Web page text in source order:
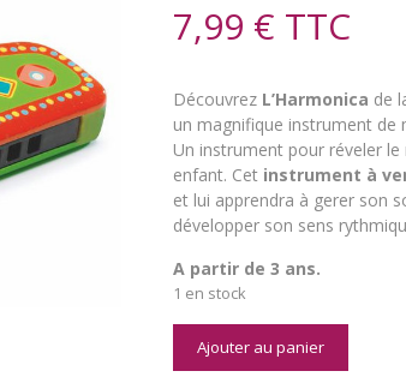
7,99 € TTC
Découvrez L’Harmonica de
un magnifique instrument de
Un instrument pour réveler
enfant. Cet instrument à
et lui apprendra à gerer son
développer son sens
A partir de 3 ans.
1 en stock
Ajouter au panier